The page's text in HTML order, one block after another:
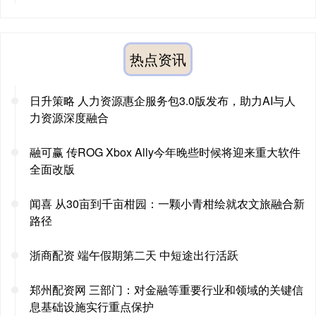
热点资讯
日升策略 人力资源惠企服务包3.0版发布，助力AI与人
力资源深度融合
融可赢 传ROG Xbox Ally今年晚些时候将迎来重大软件
全面改版
闻喜 从30亩到千亩柑园：一颗小青柑绘就农文旅融合新
路径
浙商配资 端午假期第二天 中短途出行活跃
郑州配资网 三部门：对金融等重要行业和领域的关键信
息基础设施实行重点保护